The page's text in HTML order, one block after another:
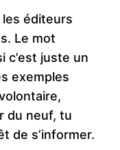
les éditeurs
Le mot
c’est juste un
exemples
du neuf, tu
de s’informer.